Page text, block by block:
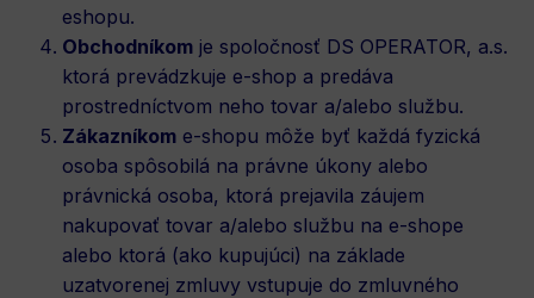
eshopu.
Obchodníkom je spoločnosť DS OPERATOR, a.s.
ktorá prevádzkuje e-shop a predáva
prostredníctvom neho tovar a/alebo službu.
Zákazníkom e-shopu môže byť každá fyzická
osoba spôsobilá na právne úkony alebo
právnická osoba, ktorá prejavila záujem
nakupovať tovar a/alebo službu na e-shope
alebo ktorá (ako kupujúci) na základe
uzatvorenej zmluvy vstupuje do zmluvného